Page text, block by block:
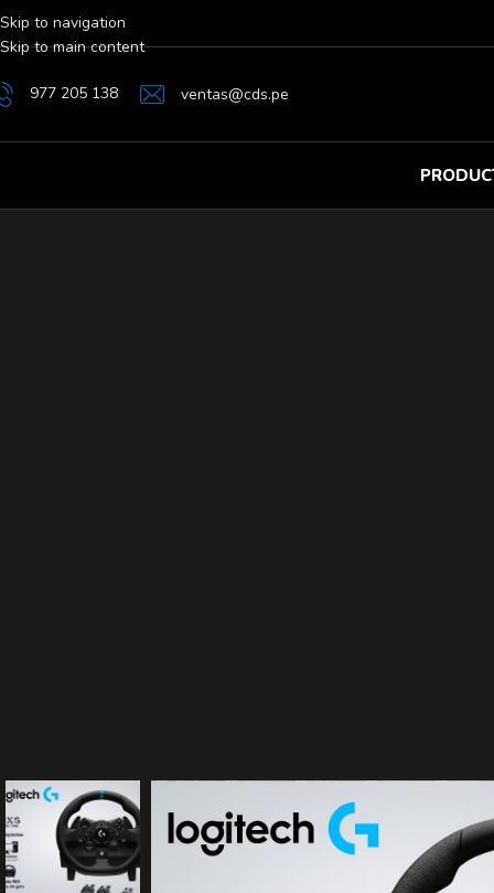
Skip to navigation
Skip to main content
977 205 138 ventas@cds.pe